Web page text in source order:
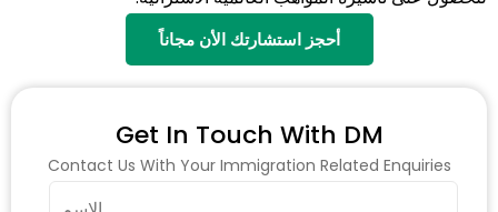
أحجز استشارتك الأن مجاناً
Get In Touch With DM
Contact Us With Your Immigration Related Enquiries